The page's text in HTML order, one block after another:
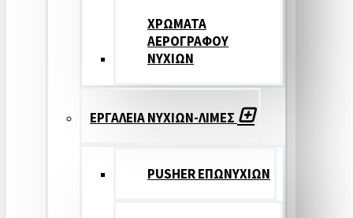
ΧΡΩΜΑΤΑ
ΑΕΡΟΓΡΑΦΟΥ
ΝΥΧΙΩΝ
ΕΡΓΑΛΕΙΑ ΝΥΧΙΩΝ-ΛΙΜΕΣ
PUSHER ΕΠΩΝΥΧΙΩΝ